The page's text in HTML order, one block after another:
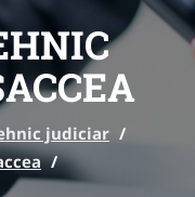
judiciar /
/